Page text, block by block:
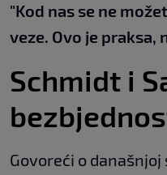
"Kod nas se ne
veze. Ovo je praksa,
Schmidt i
Govoreći o